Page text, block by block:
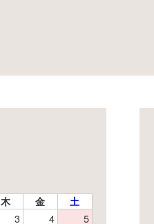
木 金 土
3 4 5